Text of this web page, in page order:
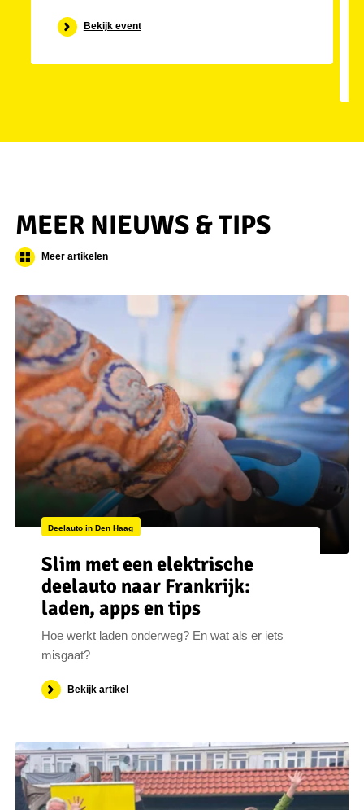
Bekijk event
MEER NIEUWS & TIPS
Meer artikelen
Deelauto in Den Haag
Slim met een elektrische
deelauto naar Frankrijk:
laden, apps en tips
Hoe werkt laden onderweg? En wat als er iets
misgaat?
Bekijk artikel